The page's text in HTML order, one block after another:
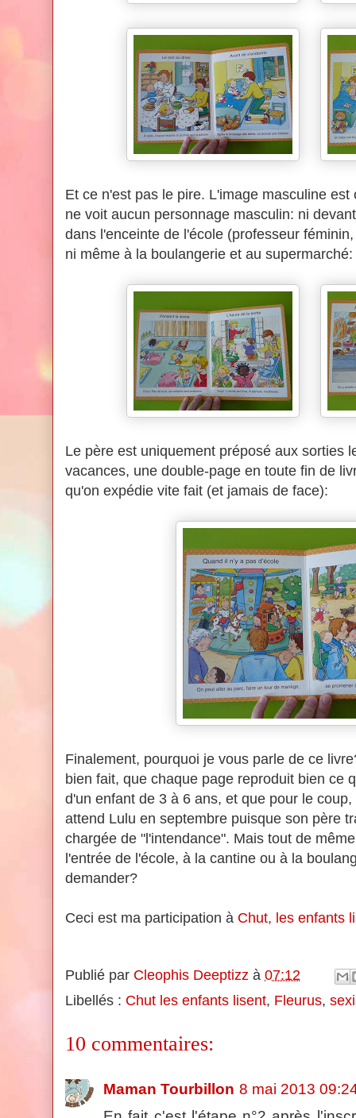
Et ce n'est pas le pire. L'image masculine
ne voit aucun personnage masculin: ni
dans l'enceinte de l'école (professeur
ni même à la boulangerie et au supermarché:
Le père est uniquement préposé aux sorties
vacances, une double-page en toute fin de
qu'on expédie vite fait (et jamais de face):
Finalement, pourquoi je vous parle de ce
bien fait, que chaque page reproduit bien ce
d'un enfant de 3 à 6 ans, et que pour le
attend Lulu en septembre puisque son père
chargée de "l'intendance". Mais tout de
l'entrée de l'école, à la cantine ou à la
demander?
Ceci est ma participation à Chut, les enfants
Publié par Cleophis Deeptizz à 07:12
Libellés : Chut les enfants lisent, Fleurus,
10 commentaires:
Maman Tourbillon 8 mai 2013